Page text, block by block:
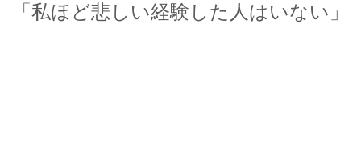
「私ほど悲しい経験した人はいない」